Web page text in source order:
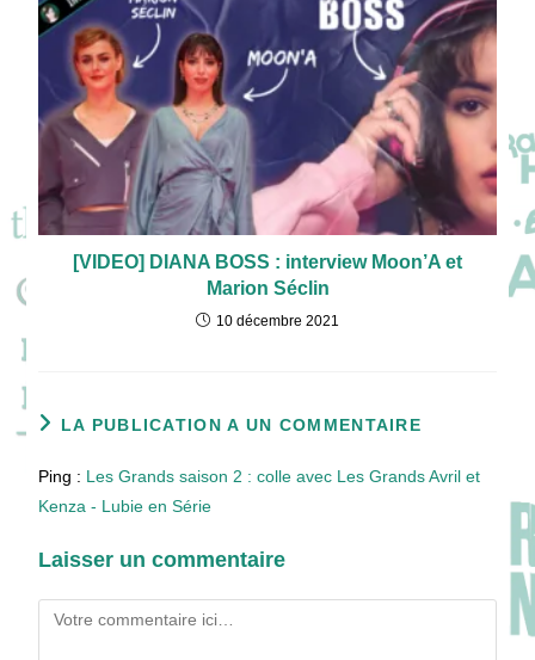
[VIDEO] DIANA BOSS : interview Moon’A et
Marion Séclin
10 décembre 2021
LA PUBLICATION A UN COMMENTAIRE
Ping : Les Grands saison 2 : colle avec Les Grands Avril et
Kenza - Lubie en Série
Laisser un commentaire
Comment